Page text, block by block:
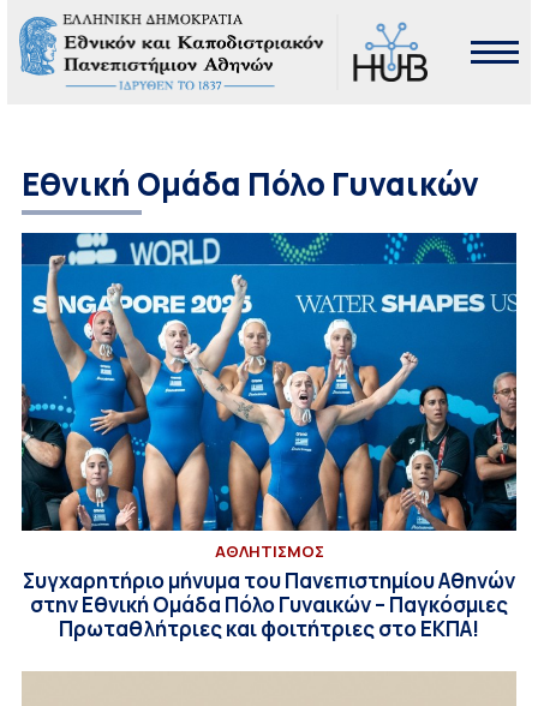
Εθνική Ομάδα Πόλο Γυναικών
ΑΘΛΗΤΙΣΜΟΣ
Συγχαρητήριο μήνυμα του Πανεπιστημίου Αθηνών
στην Εθνική Ομάδα Πόλο Γυναικών – Παγκόσμιες
Πρωταθλήτριες και φοιτήτριες στο ΕΚΠΑ!